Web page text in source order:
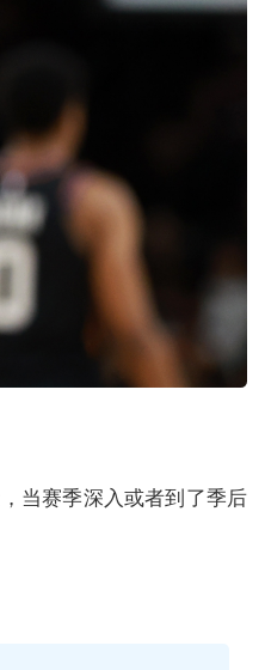
当赛季深入或者到了季后